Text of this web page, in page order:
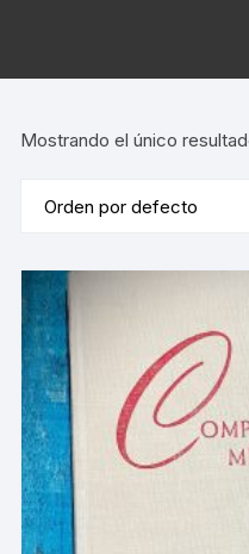
Mostrando el único